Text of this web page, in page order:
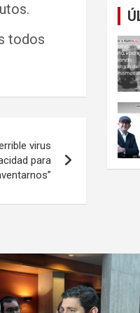
todos
virus
para